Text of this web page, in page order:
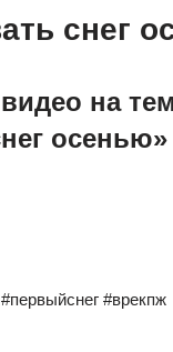
снег
на
#врекпж